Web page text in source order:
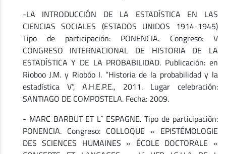
-LA INTRODUCCIÓN DE LA ESTADÍSTICA EN LAS
CIENCIAS SOCIALES (ESTADOS UNIDOS 1914-1945)
Tipo de participación: PONENCIA. Congreso: V
CONGRESO INTERNACIONAL DE HISTORIA DE LA
ESTADÍSTICA Y DE LA PROBABILIDAD. Publicación: en
Rioboo J.M. y Riobóo I. “Historia de la probabilidad y la
estadística V”, A.H.E.P.E., 2011. Lugar celebración:
SANTIAGO DE COMPOSTELA. Fecha: 2009.
- MARC BARBUT ET L` ESPAGNE. Tipo de participación:
PONENCIA. Congreso: COLLOQUE « EPISTÉMOLOGIE
DES SCIENCES HUMAINES » ÉCOLE DOCTORALE «